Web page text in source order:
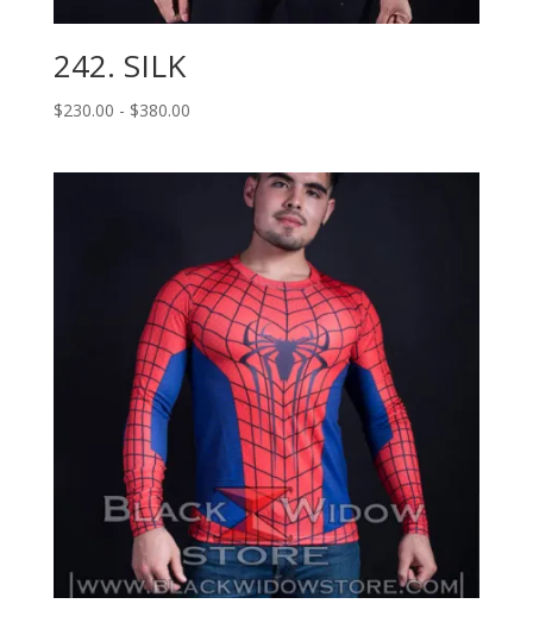
242. SILK
$230.00 - $380.00Rango
$380.00